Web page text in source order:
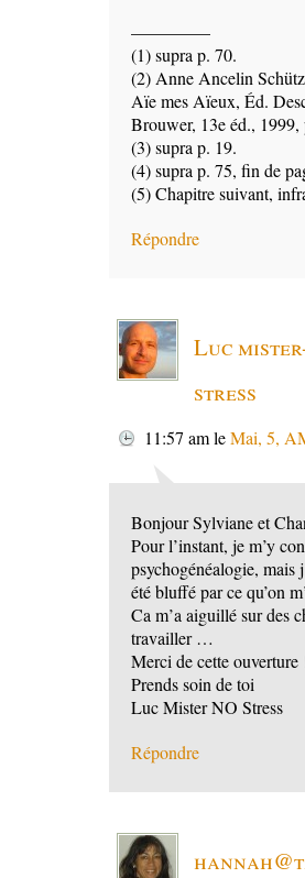
————–
(1) supra p. 70.
(2) Anne Ancelin
Aïe mes Aïeux, Éd.
Brouwer, 13e éd., 1999,
(3) supra p. 19.
(4) supra p. 75, fin de
(5) Chapitre suivant,
Répondre
Luc
stress
11:57 amleMai, 5,
Bonjour Sylviane et
Pour l’instant, je m’y
psychogénéalogie, mais
été bluffé par ce qu’on
Ca m’a aiguillé sur des
travailler …
Merci de cette ouverture
Prends soin de toi
Luc Mister NO Stress
Répondre